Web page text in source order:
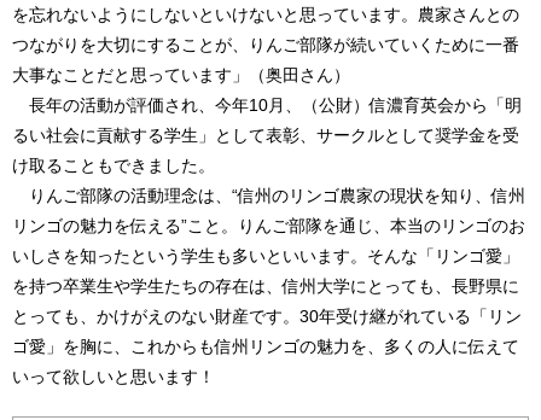
を忘れないようにしないといけないと思っています。農家さんとの
つながりを大切にすることが、りんご部隊が続いていくために一番
大事なことだと思っています」（奥田さん）
長年の活動が評価され、今年10月、（公財）信濃育英会から「明
るい社会に貢献する学生」として表彰、サークルとして奨学金を受
け取ることもできました。
りんご部隊の活動理念は、“信州のリンゴ農家の現状を知り、信州
リンゴの魅力を伝える”こと。りんご部隊を通じ、本当のリンゴのお
いしさを知ったという学生も多いといいます。そんな「リンゴ愛」
を持つ卒業生や学生たちの存在は、信州大学にとっても、長野県に
とっても、かけがえのない財産です。30年受け継がれている「リン
ゴ愛」を胸に、これからも信州リンゴの魅力を、多くの人に伝えて
いって欲しいと思います！